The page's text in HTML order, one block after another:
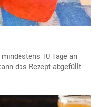
10 Tage an
das Rezept abgefüllt